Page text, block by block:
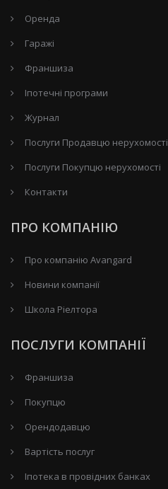
Оренда
Гаражі
Франшиза
Іпотечні програми
Журнал
Послуги Продавцю нерухомості
Послуги Покупцю нерухомості
Контакти
ПРО КОМПАНІЮ
Про компанію Avangard
Новини компанії
Школа Ріелтора
ПОСЛУГИ КОМПАНІЇ
Франшиза
Покупцю
Орендодавцю
Вартість послуг
Іпотека в провідних банках